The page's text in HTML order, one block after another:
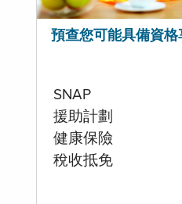
預查您可能具備資格
SNAP
援助計劃
健康保險
稅收抵免